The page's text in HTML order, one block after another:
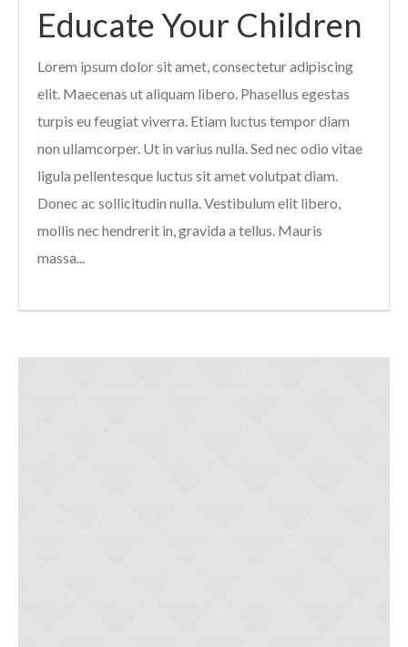
Educate Your Children
Lorem ipsum dolor sit amet, consectetur adipiscing
elit. Maecenas ut aliquam libero. Phasellus egestas
turpis eu feugiat viverra. Etiam luctus tempor diam
non ullamcorper. Ut in varius nulla. Sed nec odio vitae
ligula pellentesque luctus sit amet volutpat diam.
Donec ac sollicitudin nulla. Vestibulum elit libero,
mollis nec hendrerit in, gravida a tellus. Mauris
massa...